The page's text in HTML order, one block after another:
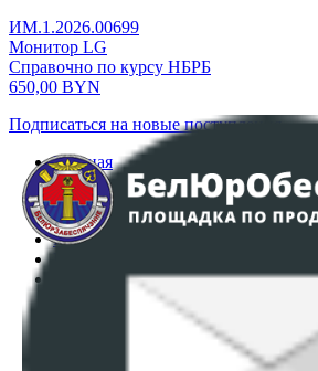
ИМ.1.2026.00699
Монитор LG
Справочно по курсу НБРБ
650,00 BYN
Подписаться на новые поступления
Главная
Аукционы
Интернет-магазин
Регламент организации и
Политика в отношении обработки
ПОЛОЖЕНИЕ О ПОЛИТИКЕ